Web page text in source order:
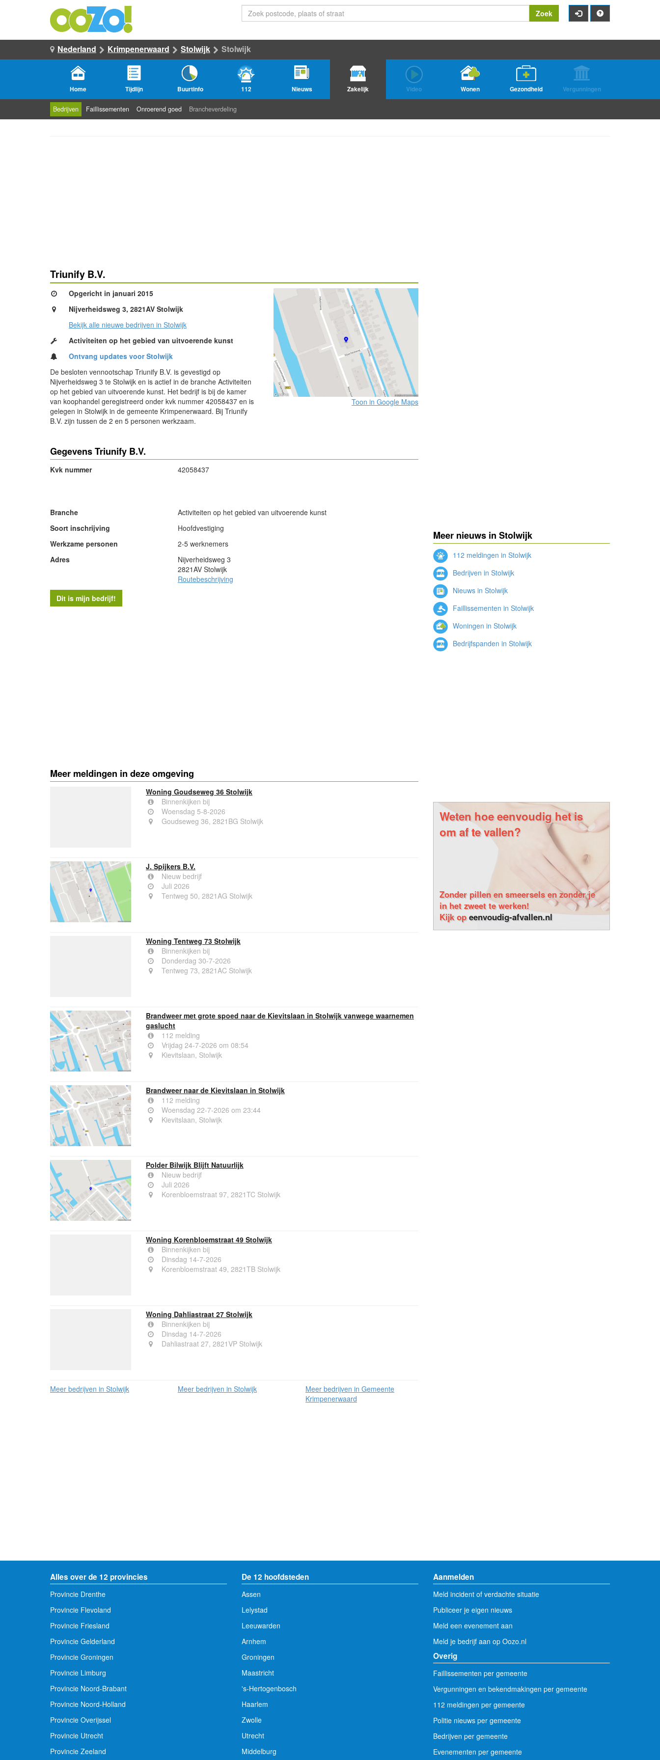
Zoek
Nederland Krimpenerwaard Stolwijk Stolwijk
Home Tijdlijn Buurtinfo 112 Nieuws Zakelijk Video Wonen Gezondheid Vergunningen
Bedrijven Faillissementen Onroerend goed Brancheverdeling
Triunify B.V.
Opgericht in januari 2015
Nijverheidsweg 3, 2821AV Stolwijk
Bekijk alle nieuwe bedrijven in Stolwijk
Activiteiten op het gebied van uitvoerende kunst
Ontvang updates voor Stolwijk
De besloten vennootschap Triunify B.V. is gevestigd op
Nijverheidsweg 3 te Stolwijk en is actief in de branche Activiteiten
op het gebied van uitvoerende kunst. Het bedrijf is bij de kamer
van koophandel geregistreerd onder kvk nummer 42058437 en is
gelegen in Stolwijk in de gemeente Krimpenerwaard. Bij Triunify
B.V. zijn tussen de 2 en 5 personen werkzaam.
Toon in Google Maps
Gegevens Triunify B.V.
Kvk nummer 42058437
Branche
Activiteiten op het gebied van uitvoerende kunst
Soort inschrijving
Hoofdvestiging
Werkzame personen
2-5 werknemers
Adres
Nijverheidsweg 3
2821AV Stolwijk
Routebeschrijving
Meer meldingen in deze omgeving
Woning Goudseweg 36 Stolwijk
Binnenkijken bij
Woensdag 5-8-2026
Goudseweg 36, 2821BG Stolwijk
J. Spijkers B.V.
Nieuw bedrijf
Juli 2026
Tentweg 50, 2821AG Stolwijk
Woning Tentweg 73 Stolwijk
Binnenkijken bij
Donderdag 30-7-2026
Tentweg 73, 2821AC Stolwijk
Brandweer met grote spoed naar de Kievitslaan in Stolwijk vanwege waarnemen
gaslucht
112 melding
Vrijdag 24-7-2026 om 08:54
Kievitslaan, Stolwijk
Brandweer naar de Kievitslaan in Stolwijk
112 melding
Woensdag 22-7-2026 om 23:44
Kievitslaan, Stolwijk
Polder Bilwijk Blijft Natuurlijk
Nieuw bedrijf
Juli 2026
Korenbloemstraat 97, 2821TC Stolwijk
Woning Korenbloemstraat 49 Stolwijk
Binnenkijken bij
Dinsdag 14-7-2026
Korenbloemstraat 49, 2821TB Stolwijk
Woning Dahliastraat 27 Stolwijk
Binnenkijken bij
Dinsdag 14-7-2026
Dahliastraat 27, 2821VP Stolwijk
Meer bedrijven in Stolwijk Meer bedrijven in Stolwijk
Meer bedrijven in Gemeente
Krimpenerwaard
Meer nieuws in Stolwijk
112 meldingen in Stolwijk
Bedrijven in Stolwijk
Nieuws in Stolwijk
Faillissementen in Stolwijk
Woningen in Stolwijk
Bedrijfspanden in Stolwijk
Weten hoe eenvoudig het is
om af te vallen?
Zonder pillen en smeersels en zonder je
in het zweet te werken!
Kijk opeenvoudig-afvallen.nl
Alles over de 12 provincies
Provincie Drenthe
Provincie Flevoland
Provincie Friesland
Provincie Gelderland
Provincie Groningen
Provincie Limburg
Provincie Noord-Brabant
Provincie Noord-Holland
Provincie Overijssel
Provincie Utrecht
Provincie Zeeland
De 12 hoofdsteden
Assen
Lelystad
Leeuwarden
Arnhem
Groningen
Maastricht
's-Hertogenbosch
Haarlem
Zwolle
Utrecht
Middelburg
Aanmelden
Meld incident of verdachte situatie
Publiceer je eigen nieuws
Meld een evenement aan
Meld je bedrijf aan op Oozo.nl
Overig
Faillissementen per gemeente
Vergunningen en bekendmakingen per gemeente
112 meldingen per gemeente
Politie nieuws per gemeente
Bedrijven per gemeente
Evenementen per gemeente